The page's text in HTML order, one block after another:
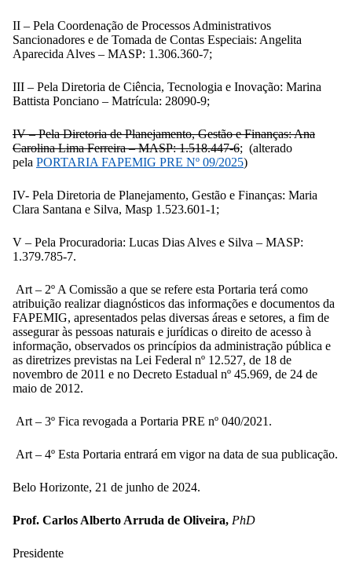
II – Pela Coordenação de Processos Administrativos
Sancionadores e de Tomada de Contas Especiais: Angelita
Aparecida Alves – MASP: 1.306.360-7;
III – Pela Diretoria de Ciência, Tecnologia e Inovação: Marina
Battista Ponciano – Matrícula: 28090-9;
IV – Pela Diretoria de Planejamento, Gestão e Finanças: Ana
Carolina Lima Ferreira – MASP: 1.518.447-6; (alterado
pela PORTARIA FAPEMIG PRE Nº 09/2025)
IV- Pela Diretoria de Planejamento, Gestão e Finanças: Maria
Clara Santana e Silva, Masp 1.523.601-1;
V – Pela Procuradoria: Lucas Dias Alves e Silva – MASP:
1.379.785-7.
Art – 2º A Comissão a que se refere esta Portaria terá como
atribuição realizar diagnósticos das informações e documentos da
FAPEMIG, apresentados pelas diversas áreas e setores, a fim de
assegurar às pessoas naturais e jurídicas o direito de acesso à
informação, observados os princípios da administração pública e
as diretrizes previstas na Lei Federal nº 12.527, de 18 de
novembro de 2011 e no Decreto Estadual nº 45.969, de 24 de
maio de 2012.
Art – 3º Fica revogada a Portaria PRE nº 040/2021.
Art – 4º Esta Portaria entrará em vigor na data de sua publicação.
Belo Horizonte, 21 de junho de 2024.
Prof. Carlos Alberto Arruda de Oliveira, PhD
Presidente